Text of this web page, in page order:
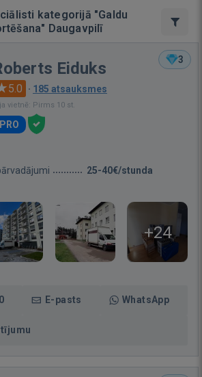
kategorijā "Galdu
Daugavpilī
3
Eiduks
5.0 · 185 atsauksmes
vietnē: Pirms 10 st.
PRO
25-40€/stunda
+24
E-pasts WhatsApp